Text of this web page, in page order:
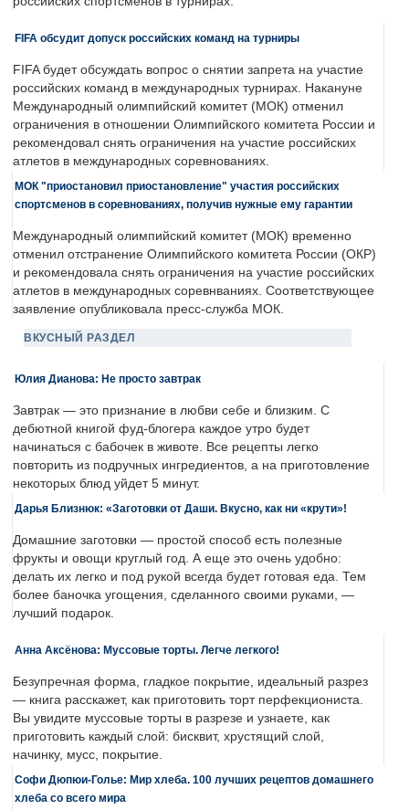
FIFA обсудит допуск российских команд на турниры
FIFA будет обсуждать вопрос о снятии запрета на участие
российских команд в международных турнирах. Накануне
Международный олимпийский комитет (МОК) отменил
ограничения в отношении Олимпийского комитета России и
рекомендовал снять ограничения на участие российских
атлетов в международных соревнованиях.
МОК "приостановил приостановление" участия российских
спортсменов в соревнованиях, получив нужные ему гарантии
Международный олимпийский комитет (МОК) временно
отменил отстранение Олимпийского комитета России (ОКР)
и рекомендовала снять ограничения на участие российских
атлетов в международных соревнваниях. Соответствующее
заявление опубликовала пресс-служба МОК.
ВКУСНЫЙ РАЗДЕЛ
Юлия Дианова: Не просто завтрак
Завтрак — это признание в любви себе и близким. С
дебютной книгой фуд-блогера каждое утро будет
начинаться с бабочек в животе. Все рецепты легко
повторить из подручных ингредиентов, а на приготовление
некоторых блюд уйдет 5 минут.
Дарья Близнюк: «Заготовки от Даши. Вкусно, как ни «крути»!
Домашние заготовки — простой способ есть полезные
фрукты и овощи круглый год. А еще это очень удобно:
делать их легко и под рукой всегда будет готовая еда. Тем
более баночка угощения, сделанного своими руками, —
лучший подарок.
Анна Аксёнова: Муссовые торты. Легче легкого!
Безупречная форма, гладкое покрытие, идеальный разрез
— книга расскажет, как приготовить торт перфекциониста.
Вы увидите муссовые торты в разрезе и узнаете, как
приготовить каждый слой: бисквит, хрустящий слой,
начинку, мусс, покрытие.
Софи Дюпюи-Голье: Мир хлеба. 100 лучших рецептов домашнего
хлеба со всего мира